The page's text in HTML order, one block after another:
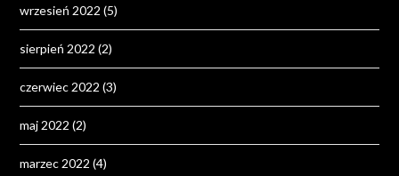
wrzesień 2022 (5)
sierpień 2022 (2)
czerwiec 2022 (3)
maj 2022 (2)
marzec 2022 (4)